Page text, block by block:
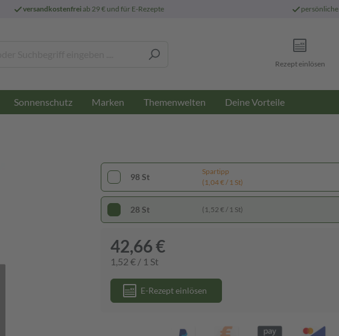
versandkostenfreiab 29 € und für E-Rezepte persönliche
Rezept einlösen
Sonnenschutz Marken Themenwelten Deine Vorteile
98 St
Spartipp
(1,04 € / 1 St)
28 St (1,52 € / 1 St)
42,66 €
1,52 € / 1 St
E-Rezept einlösen